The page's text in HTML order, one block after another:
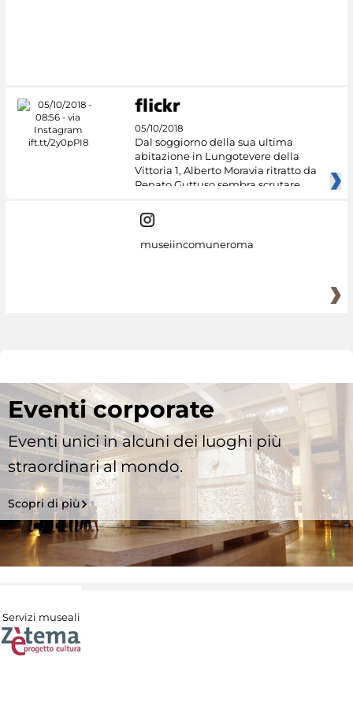
05/10/2018
Dal soggiorno della sua ultima
abitazione in Lungotevere della
Vittoria 1, Alberto Moravia ritratto da
Renato Guttuso sembra scrutare
museiincomuneroma
Eventi corporate
Eventi unici in alcuni dei luoghi più
straordinari al mondo.
Scopri di più
Servizi museali